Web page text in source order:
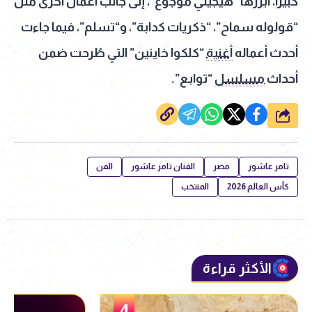
“قولوله سماح”، “ذكريات كدابة”، و“تسلم”، فيما جاءت
أحدث أعمالهأغنية “كلكوا خاينين” التي طُرحت ضمن
أحداث مسلسل “توابع”.
شارك
تامر عاشور مصر الفنان تامر عاشور الفن
كأس العالم 2026 المنتخب
الأكثر قراءة